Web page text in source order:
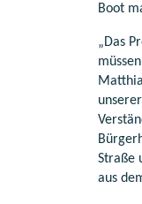
Boot
„Das
Straße
aus